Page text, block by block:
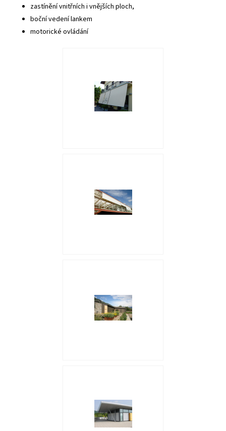
zastínění vnitřních i vnějších ploch,
boční vedení lankem
motorické ovládání